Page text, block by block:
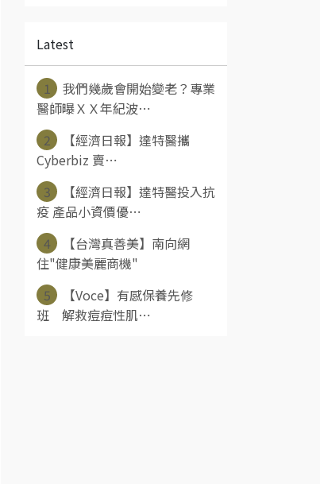
Latest
1
我們幾歲會開始變老？專業
醫師曝ＸＸ年紀波⋯
2
【經濟日報】達特醫攜
Cyberbiz 賣⋯
3
【經濟日報】達特醫投入抗
疫 產品小資價優⋯
4
【台灣真善美】南向網
住"健康美麗商機"
5
【Voce】有感保養先修
班 解救痘痘性肌⋯